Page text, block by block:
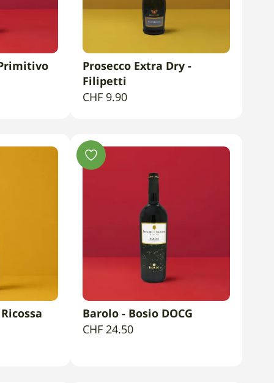
AGGIUNGI AL CARRELLO
Prosecco Extra Dry -
Filipetti
CHF 9.90
AGGIUNGI AL CARRELLO
Barolo - Bosio DOCG
CHF 24.50